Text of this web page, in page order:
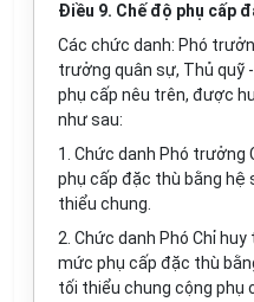
Điều 9. Chế độ phụ cấp
Các chức danh: Phó
trưởng quân sự, Thủ quỹ
phụ cấp nêu trên, được
như sau:
1. Chức danh Phó
phụ cấp đặc thù bằng hệ
thiểu chung.
2. Chức danh Phó Chỉ
mức phụ cấp đặc thù
tối thiểu chung cộng phụ